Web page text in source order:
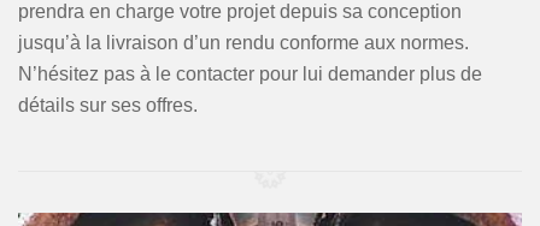
prendra en charge votre projet depuis sa conception
jusqu’à la livraison d’un rendu conforme aux normes.
N’hésitez pas à le contacter pour lui demander plus de
détails sur ses offres.